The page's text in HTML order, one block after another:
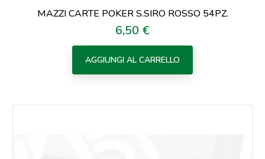
MAZZI CARTE POKER S.SIRO ROSSO 54PZ.
Prezzo
6,50 €
AGGIUNGI AL CARRELLO